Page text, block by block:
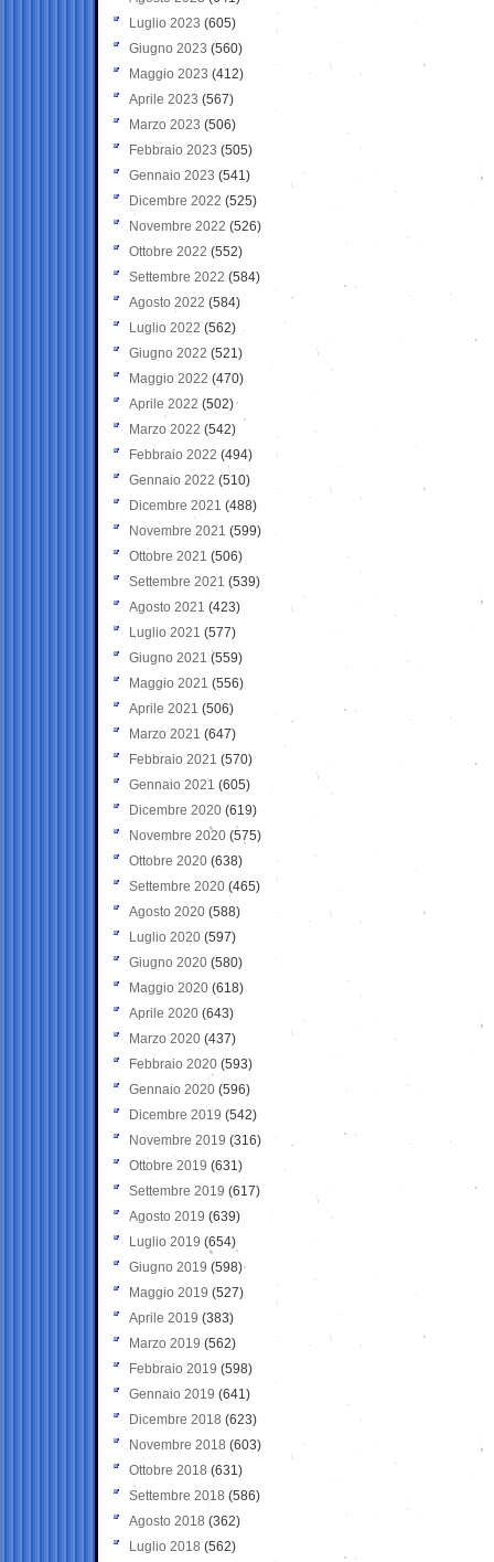
Luglio 2023 (605)
Giugno 2023 (560)
Maggio 2023 (412)
Aprile 2023 (567)
Marzo 2023 (506)
Febbraio 2023 (505)
Gennaio 2023 (541)
Dicembre 2022 (525)
Novembre 2022 (526)
Ottobre 2022 (552)
Settembre 2022 (584)
Agosto 2022 (584)
Luglio 2022 (562)
Giugno 2022 (521)
Maggio 2022 (470)
Aprile 2022 (502)
Marzo 2022 (542)
Febbraio 2022 (494)
Gennaio 2022 (510)
Dicembre 2021 (488)
Novembre 2021 (599)
Ottobre 2021 (506)
Settembre 2021 (539)
Agosto 2021 (423)
Luglio 2021 (577)
Giugno 2021(559)
Maggio 2021 (556)
Aprile 2021 (506)
Marzo 2021 (647)
Febbraio 2021 (570)
Gennaio 2021 (605)
Dicembre 2020 (619)
Novembre 2020 (575)
Ottobre 2020 (638)
Settembre 2020(465)
Agosto 2020 (588)
Luglio 2020 (597)
Giugno 2020 (580)
Maggio 2020 (618)
Aprile 2020 (643)
Marzo 2020 (437)
Febbraio 2020 (593)
Gennaio 2020 (596)
Dicembre 2019 (542)
Novembre 2019 (316)
Ottobre 2019 (631)
Settembre 2019 (617)
Agosto 2019 (639)
Luglio 2019 (654)
Giugno 2019 (598)
Maggio 2019 (527)
Aprile 2019 (383)
Marzo 2019 (562)
Febbraio 2019 (598)
Gennaio 2019 (641)
Dicembre 2018 (623)
Novembre 2018 (603)
Ottobre 2018 (631)
Settembre 2018 (586)
Agosto 2018 (362)
Luglio 2018 (562)